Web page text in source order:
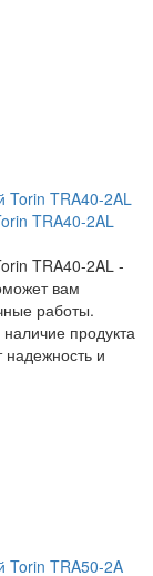
TRA40-2AL
TRA40-2AL -
вам
работы.
продукта
и